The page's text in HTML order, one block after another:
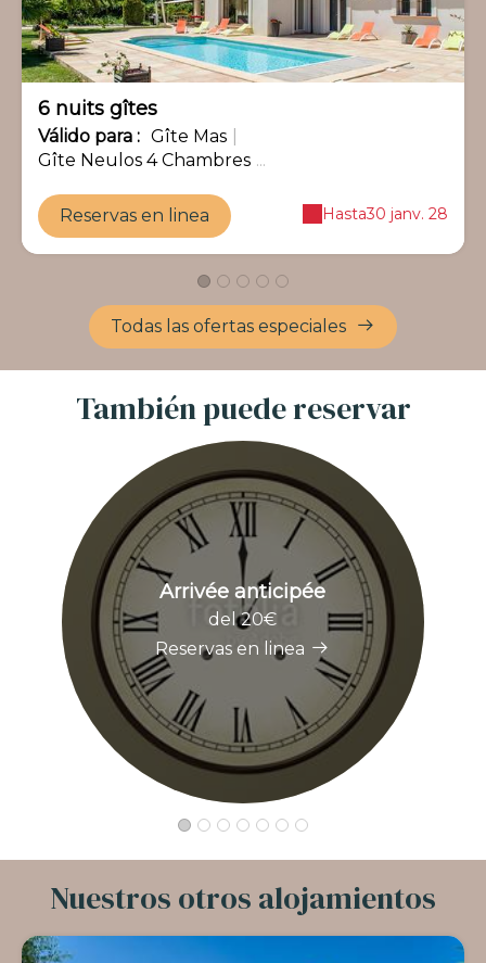
6 nuits gîtes
Válido para : Gîte Mas
Gîte Neulos 4 Chambres ...
Reservas en linea Hasta30 janv. 28
Todas las ofertas especiales
También puede reservar
Arrivée anticipée
del 20€
Reservas en linea
Nuestros otros alojamientos